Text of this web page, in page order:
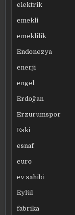
elektrik
emekli
emeklilik
Endonezya
enerji
engel
Erdoğan
Erzurumspor
Eski
esnaf
euro
ev sahibi
Eylül
fabrika